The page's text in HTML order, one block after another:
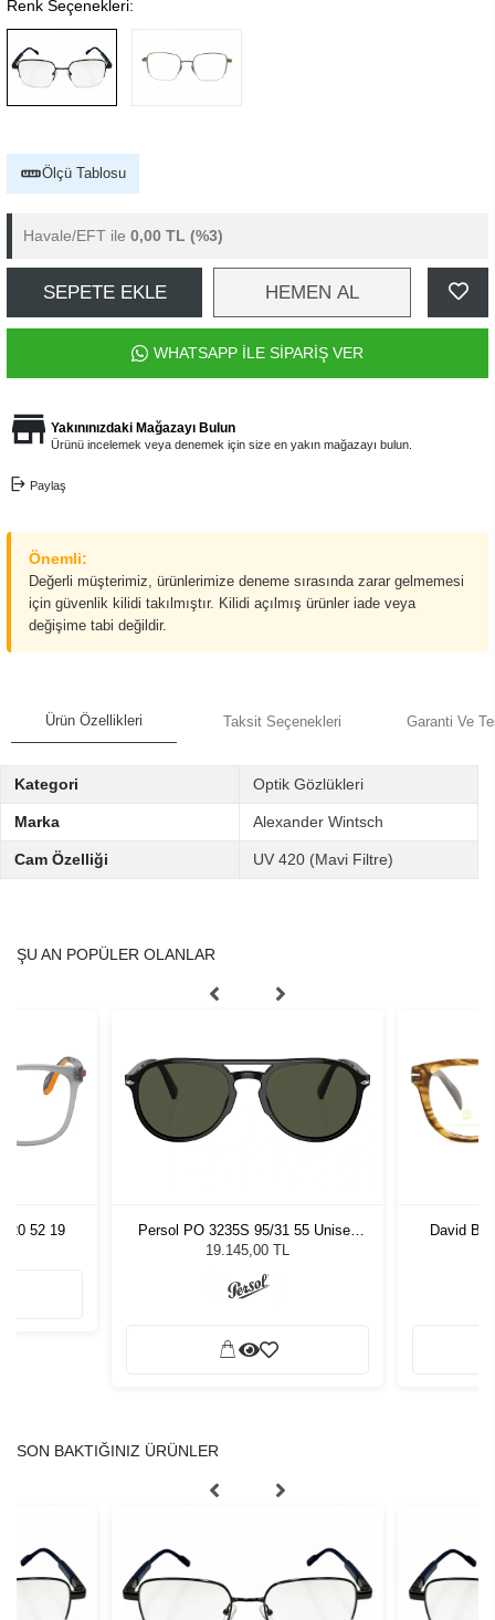
Renk Seçenekleri:
Ölçü Tablosu
Havale/EFT ile 0,00 TL (%3)
SEPETE EKLE HEMEN AL
WHATSAPP İLE SİPARİŞ VER
Yakınınızdaki Mağazayı Bulun
Ürünü incelemek veya denemek için size en yakın mağazayı bulun.
Paylaş
Önemli:
Değerli müşterimiz, ürünlerimize deneme sırasında zarar gelmemesi
için güvenlik kilidi takılmıştır. Kilidi açılmış ürünler iade veya
değişime tabi değildir.
Ürün Özellikleri Taksit Seçenekleri Garanti Ve
Kategori Optik Gözlükleri
Marka Alexander Wintsch
Cam Özelliği UV 420 (Mavi Filtre)
ŞU AN POPÜLER OLANLAR
52 19
Persol PO 3235S 95/31 55 Unisex
Güneş Gözlüğü
19.145,00 TL
David
SON BAKTIĞINIZ ÜRÜNLER